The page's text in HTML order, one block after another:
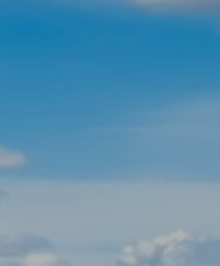
informations afin
action peut entraîner des
Analyse et